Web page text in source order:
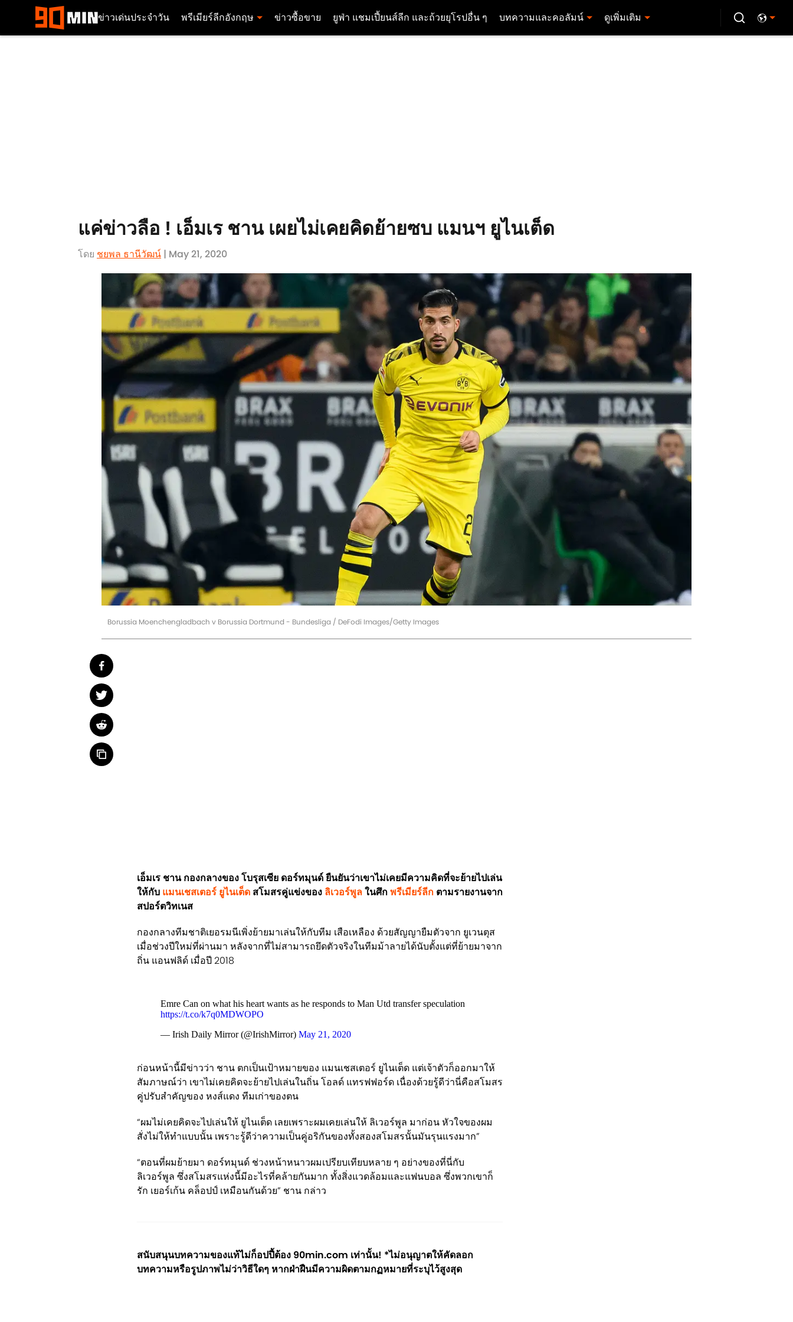
ข่าวเด่นประจำวัน พรีเมียร์ลีกอังกฤษ ข่าวซื้อขาย ยูฟ่า แชมเปี้ยนส์ลีก และถ้วยยุโรปอื่น ๆ บทความและคอลัมน์ ดูเพิ่มเติม
แค่ข่าวลือ ! เอ็มเร ชาน เผยไม่เคยคิดย้ายซบ แมนฯ ยูไนเต็ด
โดย ชยพล ธานีวัฒน์ | May 21, 2020
Borussia Moenchengladbach v Borussia Dortmund - Bundesliga / DeFodi Images/Getty Images
เอ็มเร ชาน กองกลางของ โบรุสเซีย ดอร์ทมุนด์ ยืนยันว่าเขาไม่เคยมีความคิดที่จะย้ายไปเล่น
ให้กับ แมนเชสเตอร์ ยูไนเต็ด สโมสรคู่แข่งของ ลิเวอร์พูลในศึกพรีเมียร์ลีก ตามรายงานจาก
สปอร์ตวิทเนส
กองกลางทีมชาติเยอรมนีเพิ่งย้ายมาเล่นให้กับทีม เสือเหลือง ด้วยสัญญายืมตัวจาก ยูเวนตุส
เมื่อช่วงปีใหม่ที่ผ่านมา หลังจากที่ไม่สามารถยึดตัวจริงในทีมม้าลายได้นับตั้งแต่ที่ย้ายมาจาก
ถิ่น แอนฟลิด์ เมื่อปี 2018
Emre Can on what his heart wants as he responds to Man Utd transfer speculation
https://t.co/k7q0MDWOPO
— Irish Daily Mirror (@IrishMirror) May 21, 2020
ก่อนหน้านี้มีข่าวว่า ชาน ตกเป็นเป้าหมายของ แมนเชสเตอร์ ยูไนเต็ด แต่เจ้าตัวก็ออกมาให้
สัมภาษณ์ว่า เขาไม่เคยคิดจะย้ายไปเล่นในถิ่น โอลด์ แทรฟฟอร์ด เนื่องด้วยรู้ดีว่านี่คือสโมสร
คู่ปรับสำคัญของ หงส์แดง ทีมเก่าของตน
“ผมไม่เคยคิดจะไปเล่นให้ ยูไนเต็ด เลยเพราะผมเคยเล่นให้ ลิเวอร์พูล มาก่อน หัวใจของผม
สั่งไม่ให้ทำแบบนั้น เพราะรู้ดีว่าความเป็นคู่อริกันของทั้งสองสโมสรนั้นมันรุนแรงมาก”
“ตอนที่ผมย้ายมา ดอร์ทมุนด์ ช่วงหน้าหนาวผมเปรียบเทียบหลาย ๆ อย่างของที่นี่กับ
ลิเวอร์พูล ซึ่งสโมสรแห่งนี้มีอะไรที่คล้ายกันมาก ทั้งสิ่งแวดล้อมและแฟนบอล ซึ่งพวกเขาก็
รัก เยอร์เก้น คล็อปป์ เหมือนกันด้วย” ชาน กล่าว
สนับสนุนบทความของแท้ไม่ก็อปปี้ต้อง 90min.com เท่านั้น! *ไม่อนุญาตให้คัดลอก
บทความหรือรูปภาพไม่ว่าวิธีใดๆ หากฝ่าฝืนมีความผิดตามกฏหมายที่ระบุไว้สูงสุด